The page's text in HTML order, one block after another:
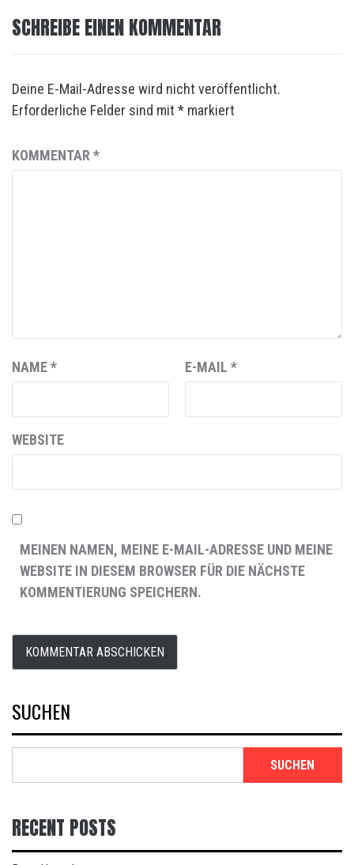
SCHREIBE EINEN KOMMENTAR
Deine E-Mail-Adresse wird nicht veröffentlicht.
Erforderliche Felder sind mit * markiert
KOMMENTAR*
NAME* E-MAIL *
WEBSITE
MEINEN NAMEN, MEINE E-MAIL-ADRESSE UND MEINE
WEBSITE IN DIESEM BROWSER FÜR DIE NÄCHSTE
KOMMENTIERUNG SPEICHERN.
SUCHEN
SUCHEN
RECENT POSTS